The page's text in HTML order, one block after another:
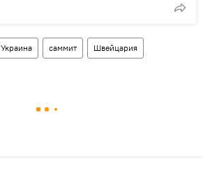
Украина саммит Швейцария